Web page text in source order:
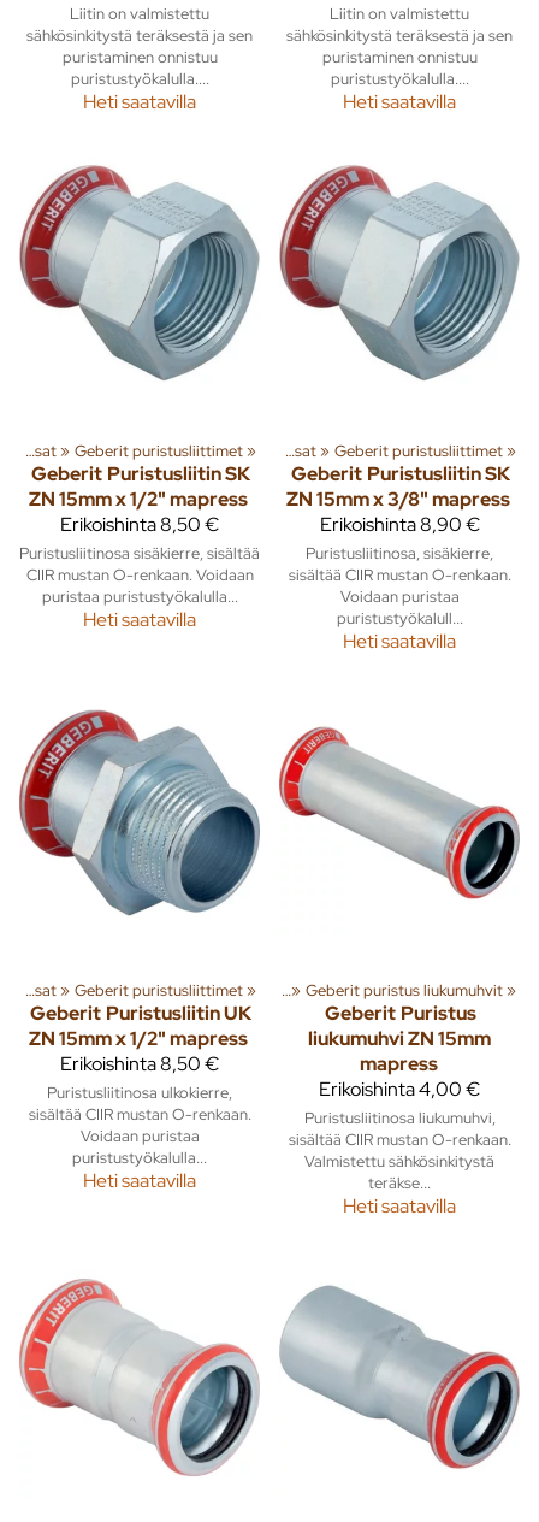
Liitin on valmistettu
sähkösinkitystä teräksestä ja sen
puristaminen onnistuu
puristustyökalulla....
Heti saatavilla
Liitin on valmistettu
sähkösinkitystä teräksestä ja sen
puristaminen onnistuu
puristustyökalulla....
Heti saatavilla
Geberit Sinkityt puristusliitosputket ja osat‪» Geberit puristusliittimet‪»
Geberit Puristusliitin SK
ZN 15mm x 1/2" mapress
Erikoishinta8,50 €
Puristusliitinosa sisäkierre, sisältää
CIIR mustan O-renkaan. Voidaan
puristaa puristustyökalulla...
Heti saatavilla
Geberit Sinkityt puristusliitosputket ja osat‪» Geberit puristusliittimet‪»
Geberit Puristusliitin SK
ZN 15mm x 3/8" mapress
Erikoishinta8,90 €
Puristusliitinosa, sisäkierre,
sisältää CIIR mustan O-renkaan.
Voidaan puristaa
puristustyökalull...
Heti saatavilla
Geberit Sinkityt puristusliitosputket ja osat‪» Geberit puristusliittimet‪»
Geberit Puristusliitin UK
ZN 15mm x 1/2" mapress
Erikoishinta8,50 €
Puristusliitinosa ulkokierre,
sisältää CIIR mustan O-renkaan.
Voidaan puristaa
puristustyökalulla...
Heti saatavilla
Sinkityt puristusliitosputket ja osat‪» Geberit puristus liukumuhvit‪»
Geberit Puristus
liukumuhvi ZN 15mm
mapress
Erikoishinta4,00 €
Puristusliitinosa liukumuhvi,
sisältää CIIR mustan O-renkaan.
Valmistettu sähkösinkitystä
teräkse...
Heti saatavilla